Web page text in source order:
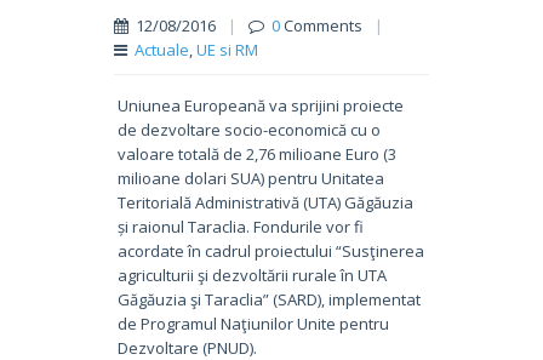
12/08/2016 | 0Comments
|
Actuale,UE si RM
Uniunea Europeană va sprijini proiecte
de dezvoltare socio-economică cu o
valoare totală de 2,76 milioane Euro (3
milioane dolari SUA) pentru Unitatea
Teritorială Administrativă (UTA) Găgăuzia
și raionul Taraclia. Fondurile vor fi
acordate în cadrul proiectului “Susţinerea
agriculturii şi dezvoltării rurale în UTA
Găgăuzia şi Taraclia” (SARD), implementat
de Programul Naţiunilor Unite pentru
Dezvoltare (PNUD).